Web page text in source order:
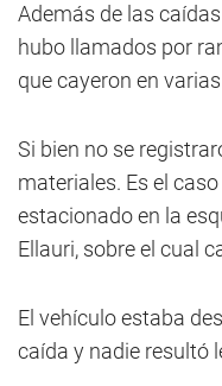
Además de las
hubo llamados por
que cayeron en
Si bien no se
materiales. Es el
estacionado en la
Ellauri, sobre el cual
El vehículo estaba
caída y nadie resultó